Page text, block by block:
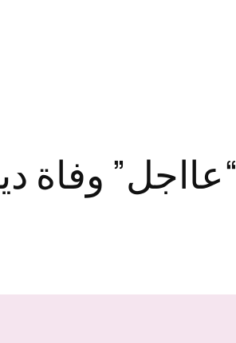
“عااجل” وفاة